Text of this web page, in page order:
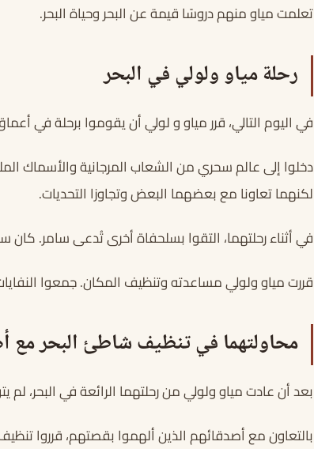
تعلمت مياو منهم دروسًا قيمة عن البحر وحياة البحر.
رحلة مياو ولولي في البحر
في اليوم التالي، قرر مياو و لولي أن يقوموا برحلة في
دخلوا إلى عالم سحري من الشعاب المرجانية والأسماك
لكنهما تعاونا مع بعضهما البعض وتجاوزا التحديات.
في أثناء رحلتهما، التقوا بسلحفاة أخرى تُدعى سامر. كان
قررت مياو ولولي مساعدته وتنظيف المكان. جمعوا
محاولتهما في تنظيف شاطئ البحر مع
بعد أن عادت مياو ولولي من رحلتهما الرائعة في البحر،
بالتعاون مع أصدقائهم الذين ألهموا بقصتهم، قرروا